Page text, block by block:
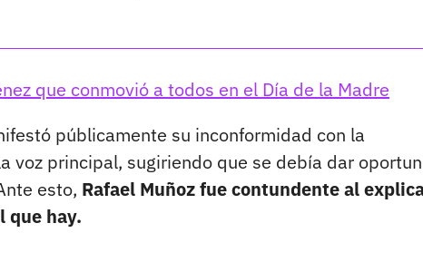
que conmovió a todos en el Día de la Madre
públicamente su inconformidad con la
voz principal, sugiriendo que se debía dar
esto, Rafael Muñoz fue contundente al
que hay.